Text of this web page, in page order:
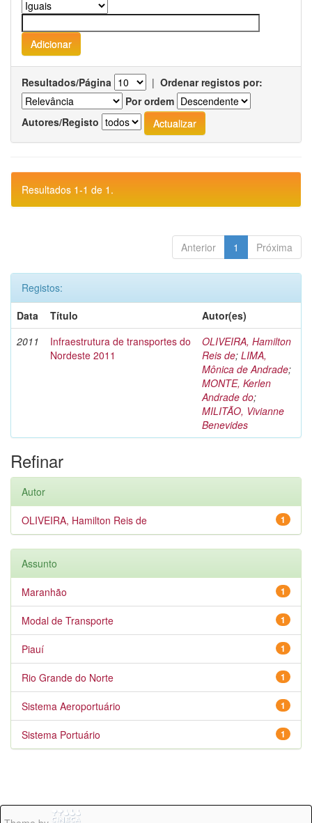
Resultados/Página | Ordenar registos por:
Por ordem
Autores/Registo
Resultados 1-1 de 1.
Anterior 1 Próxima
Registos:
Data
Título
Autor(es)
2011
Infraestrutura de transportes do
Nordeste 2011
OLIVEIRA, Hamilton
Reis de; LIMA,
Mônica de Andrade;
MONTE, Kerlen
Andrade do;
MILITÃO, Vivianne
Benevides
Refinar
Autor
1
OLIVEIRA, Hamilton Reis de
Assunto
1
Maranhão
1
Modal de Transporte
1
Piauí
1
Rio Grande do Norte
1
Sistema Aeroportuário
1
Sistema Portuário